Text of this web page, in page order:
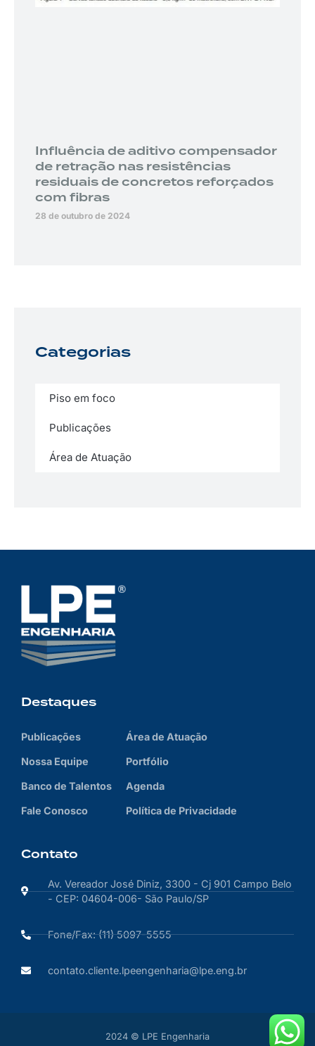
Influência de aditivo compensador
de retração nas resistências
residuais de concretos reforçados
com fibras
28 de outubro de 2024
Categorias
Piso em foco
Publicações
Área de Atuação
Destaques
Publicações
Nossa Equipe
Banco de Talentos
Fale Conosco
Área de Atuação
Portfólio
Agenda
Política de Privacidade
Contato
Av. Vereador José Diniz, 3300 - Cj 901 Campo Belo
- CEP: 04604-006- São Paulo/SP
Fone/Fax: (11) 5097-5555
contato.cliente.lpeengenharia@lpe.eng.br
2024 © LPE Engenharia